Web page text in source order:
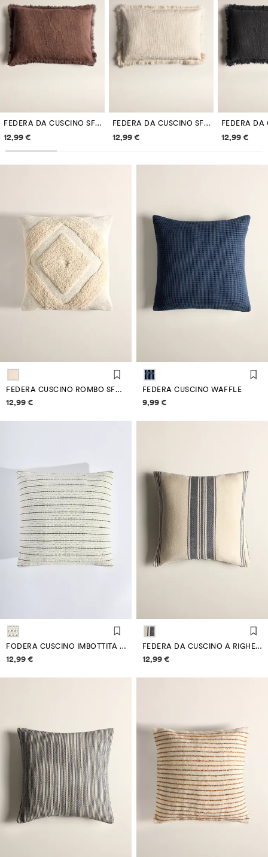
FEDERA DA CUSCINO SFRANGIATA 60 X 40 CM
Informazioni sui prezzi
12,99 €
FEDERA DA CUSCINO SFRANGIATA 60 X 40 CM
Informazioni sui prezzi
12,99 € 12,99 €
FEDERA CUSCINO ROMBO SFRANGIATO
Informazioni sui prezzi
12,99 €
FEDERA CUSCINO WAFFLE
Informazioni sui prezzi
9,99 €
FODERA CUSCINO IMBOTTITA 50 X 50 CM
Informazioni sui prezzi
12,99 €
FEDERA DA CUSCINO A RIGHE 50 X 50 CM
Informazioni sui prezzi
12,99 €